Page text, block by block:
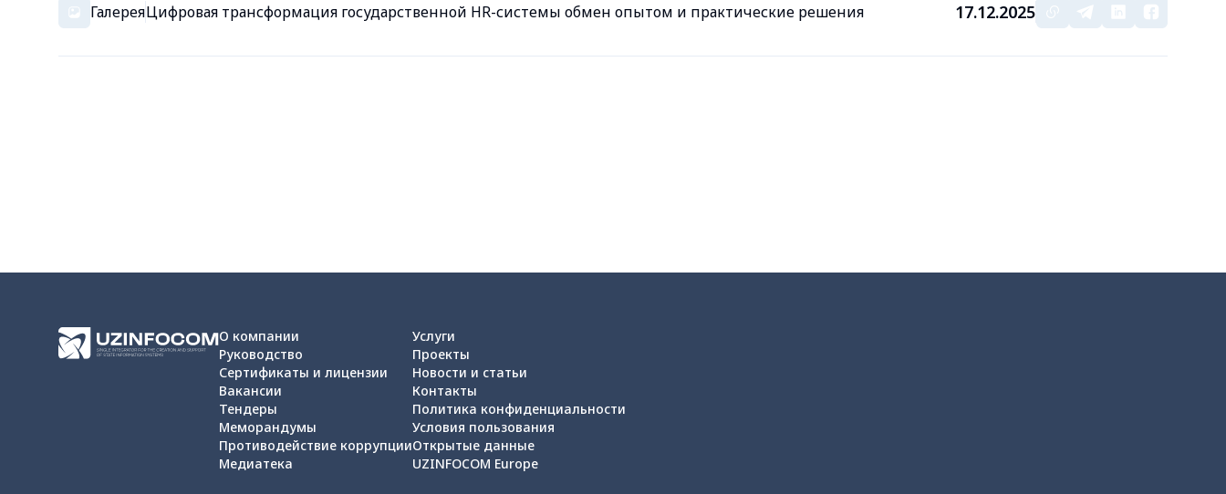
ГалереяЦифровая трансформация государственной HR-системы обмен опытом и практические решения 17.12.2025
О компании
Руководство
Сертификаты и лицензии
Вакансии
Тендеры
Меморандумы
Противодействие коррупции
Медиатека
Услуги
Проекты
Новости и статьи
Контакты
Политика конфиденциальности
Условия пользования
Открытые данные
UZINFOCOM Europe